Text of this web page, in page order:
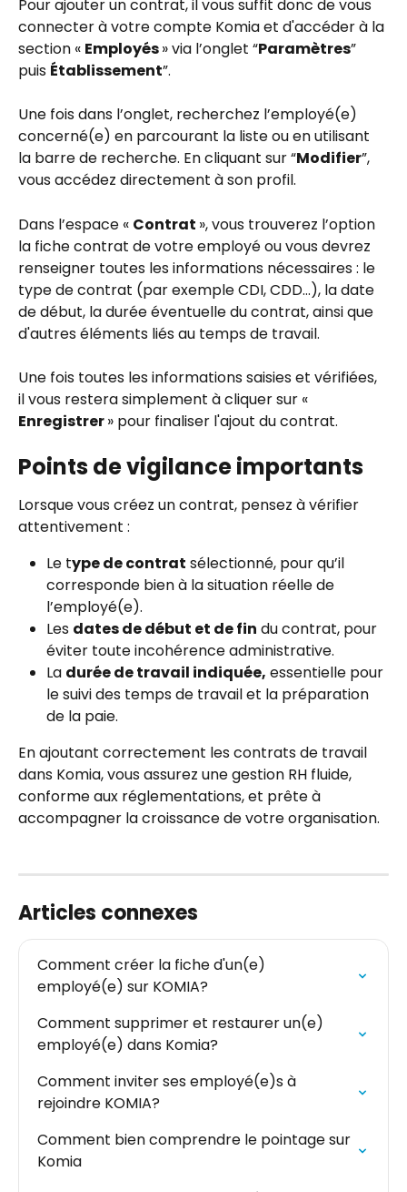
Pour ajouter un contrat, il vous suffit donc de vous
connecter à votre compte Komia et d'accéder à la
section « Employés » via l’onglet “Paramètres”
puis Établissement”.
Une fois dans l’onglet, recherchez l’employé(e)
concerné(e) en parcourant la liste ou en utilisant
la barre de recherche. En cliquant sur “Modifier”,
vous accédez directement à son profil.
Dans l’espace « Contrat », vous trouverez l’option
la fiche contrat de votre employé ou vous devrez
renseigner toutes les informations nécessaires : le
type de contrat (par exemple CDI, CDD...), la date
de début, la durée éventuelle du contrat, ainsi que
d'autres éléments liés au temps de travail.
Une fois toutes les informations saisies et vérifiées,
il vous restera simplement à cliquer sur «
Enregistrer » pour finaliser l'ajout du contrat.
Points de vigilance importants
Lorsque vous créez un contrat, pensez à vérifier
attentivement :
Le type de contrat sélectionné, pour qu’il
corresponde bien à la situation réelle de
l’employé(e).
Les dates de début et de fin du contrat, pour
éviter toute incohérence administrative.
La durée de travail indiquée, essentielle pour
le suivi des temps de travail et la préparation
de la paie.
En ajoutant correctement les contrats de travail
dans Komia, vous assurez une gestion RH fluide,
conforme aux réglementations, et prête à
accompagner la croissance de votre organisation.
Articles connexes
Comment créer la fiche d'un(e)
employé(e) sur KOMIA?
Comment supprimer et restaurer un(e)
employé(e) dans Komia?
Comment inviter ses employé(e)s à
rejoindre KOMIA?
Comment bien comprendre le pointage sur
Komia